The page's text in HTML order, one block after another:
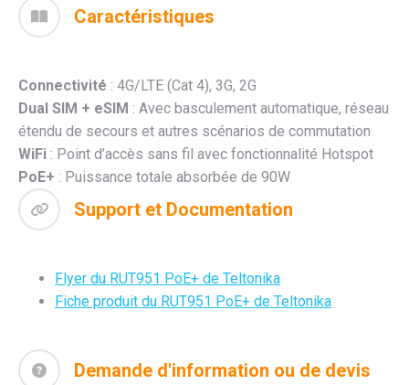
Caractéristiques
Connectivité : 4G/LTE (Cat 4), 3G, 2G
Dual SIM + eSIM : Avec basculement automatique, réseau
étendu de secours et autres scénarios de commutation
WiFi : Point d’accès sans fil avec fonctionnalité Hotspot
PoE+ : Puissance totale absorbée de 90W
Support et Documentation
Flyer du RUT951 PoE+ de Teltonika
Fiche produit du RUT951 PoE+ de Teltonika
Demande d'information ou de devis